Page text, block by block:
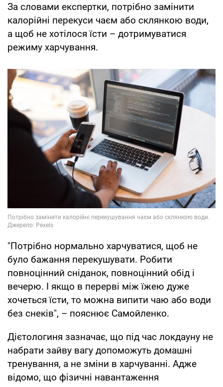
За словами експертки, потрібно замінити
калорійні перекуси чаєм або склянкою води,
а щоб не хотілося їсти – дотримуватися
режиму харчування.
"Потрібно нормально харчуватися, щоб не
було бажання перекушувати. Робити
повноцінний сніданок, повноцінний обід і
вечерю. І якщо в перерві між їжею дуже
хочеться їсти, то можна випити чаю або води
без снеків", – пояснює Самойленко.
Дієтологиня зазначає, що під час локдауну не
набрати зайву вагу допоможуть домашні
тренування, а не зміни в харчуванні. Адже
відомо, що фізичні навантаження